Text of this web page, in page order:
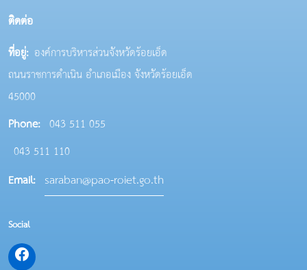
ติดต่อ
ที่อยู่: องค์การบริหารส่วนจังหวัดร้อยเอ็ด
ถนนราชการดำเนิน อำเภอเมือง จังหวัดร้อยเอ็ด
45000
Phone: 043 511 055
043 511 110
Email: saraban@pao-roiet.go.th
Social